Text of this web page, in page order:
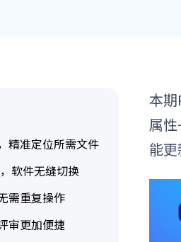
本
属
能
精准定位所需文件
软件无缝切换
需重复操作
审更加便捷